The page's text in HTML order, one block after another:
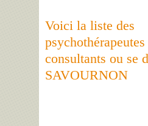
Voici la liste des
consultants ou se
SAVOURNON